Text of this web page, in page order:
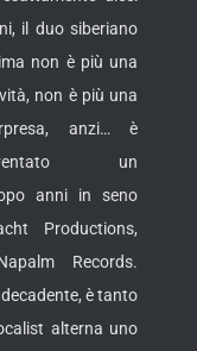
il duo siberiano
non è più una
non è più una
anzi… è
un
anni in seno
Productions,
Records.
è tanto
alterna uno